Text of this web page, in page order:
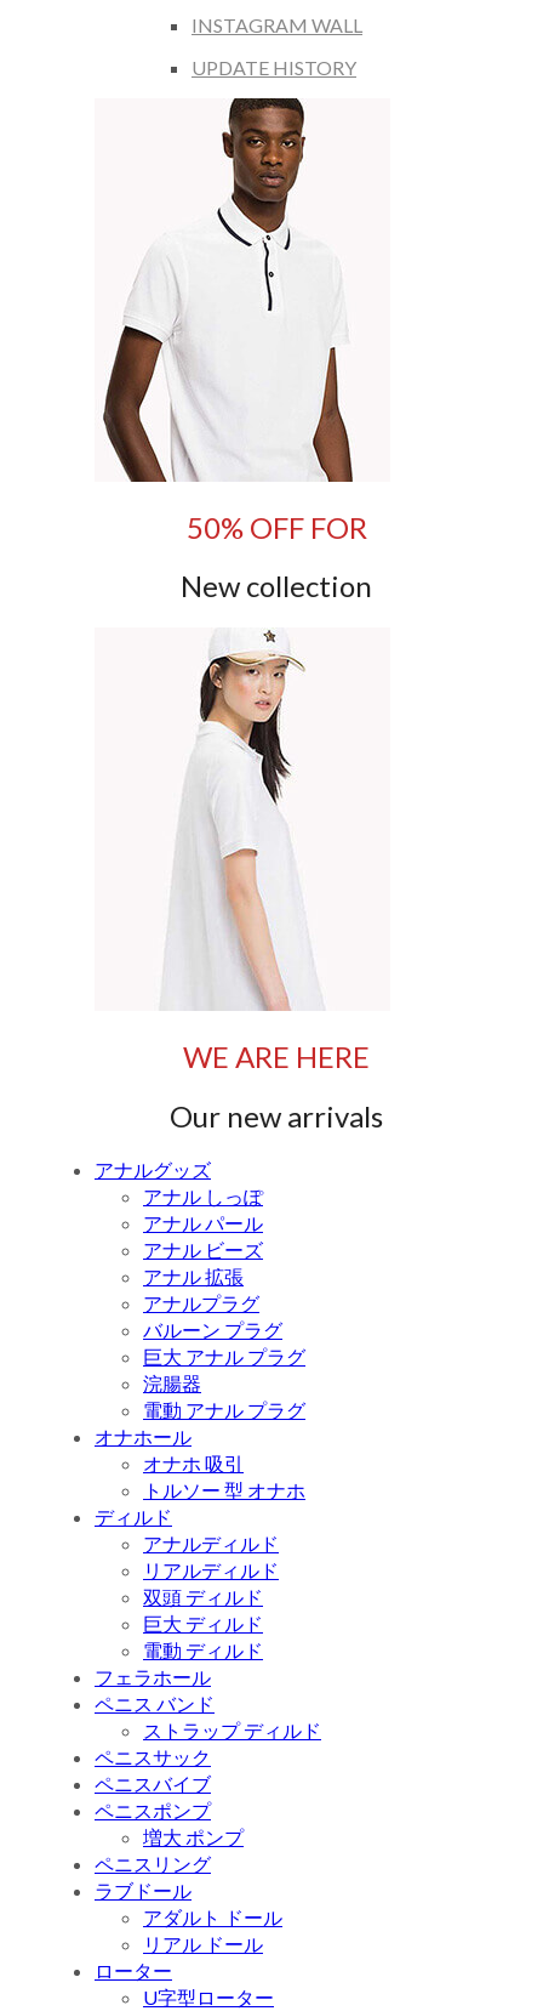
INSTAGRAM WALL
UPDATE HISTORY
50% OFF FOR
New collection
WE ARE HERE
Our new arrivals
アナルグッズ
アナル しっぽ
アナル パール
アナル ビーズ
アナル 拡張
アナルプラグ
バルーン プラグ
巨大 アナル プラグ
浣腸器
電動 アナル プラグ
オナホール
オナホ 吸引
トルソー 型 オナホ
ディルド
アナルディルド
リアルディルド
双頭 ディルド
巨大 ディルド
電動 ディルド
フェラホール
ペニス バンド
ストラップ ディルド
ペニスサック
ペニスバイブ
ペニスポンプ
増大 ポンプ
ペニスリング
ラブドール
アダルト ドール
リアル ドール
ローター
U字型ローター